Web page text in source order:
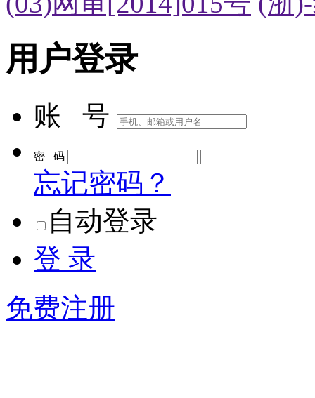
用户登录
账 号
忘记密码？
自动登录
登 录
免费注册